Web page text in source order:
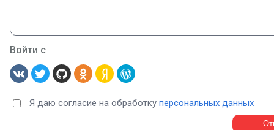
Войти с
Я даю согласие на обработку персональных данных